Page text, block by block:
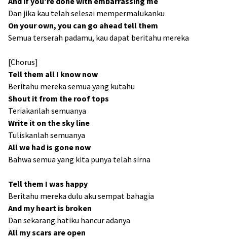
Dan jika kau telah selesai mempermalukanku
On your own, you can go ahead tell them
Semua terserah padamu, kau dapat beritahu mereka
[Chorus]
Tell them all I know now
Beritahu mereka semua yang kutahu
Shout it from the roof tops
Teriakanlah semuanya
Write it on the sky line
Tuliskanlah semuanya
All we had is gone now
Bahwa semua yang kita punya telah sirna
Tell them I was happy
Beritahu mereka dulu aku sempat bahagia
And my heart is broken
Dan sekarang hatiku hancur adanya
All my scars are open